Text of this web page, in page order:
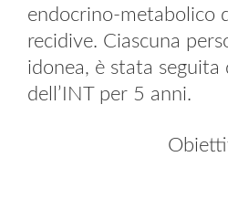
endocrino-metabolico
recidive. Ciascuna
idonea, è stata seguita
dell’INT per 5 anni.